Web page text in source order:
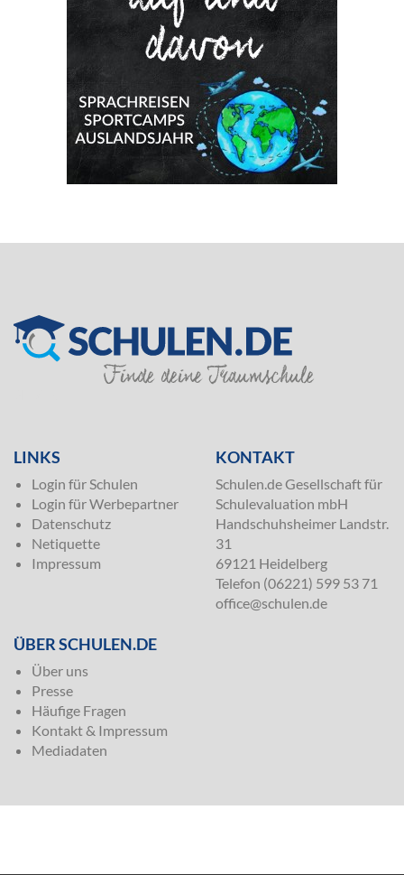
LINKS
Login für Schulen
Login für Werbepartner
Datenschutz
Netiquette
Impressum
KONTAKT
Schulen.de Gesellschaft für
Schulevaluation mbH
Handschuhsheimer Landstr.
31
69121 Heidelberg
Telefon (06221) 599 53 71
office@schulen.de
ÜBER SCHULEN.DE
Über uns
Presse
Häufige Fragen
Kontakt & Impressum
Mediadaten